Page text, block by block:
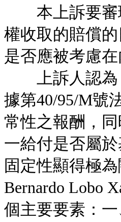
本上訴要審
權收取的賠償
是否應被考慮在
上訴人認為
據第40/95/M號
常性之報酬，
一給付是否屬
固定性顯得極
Bernardo Lobo
個主要要素：